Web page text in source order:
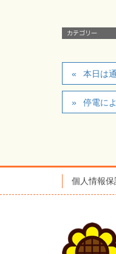
カテゴリー
本日は
停電に
個人情報保